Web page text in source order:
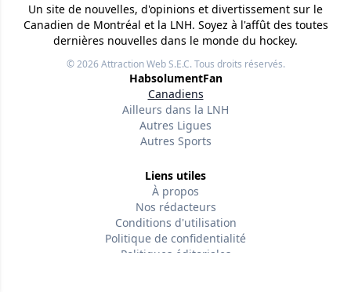
Un site de nouvelles, d'opinions et divertissement sur le
Canadien de Montréal et la LNH. Soyez à l'affût des toutes
dernières nouvelles dans le monde du hockey.
© 2026Attraction Web S.E.C.Tous droits réservés.
HabsolumentFan
Canadiens
Ailleurs dans la LNH
Autres Ligues
Autres Sports
Liens utiles
À propos
Nos rédacteurs
Conditions d'utilisation
Politique de confidentialité
Politiques éditoriales